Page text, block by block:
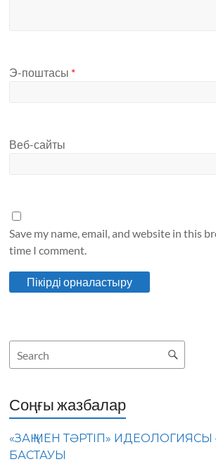
Э-поштасы *
Веб-сайты
Save my name, email, and website in this
time I comment.
Соңғы жазбалар
«ЗАҢ МЕН ТӘРТІП» ИДЕОЛОГИЯСЫ
БАСТАУЫ